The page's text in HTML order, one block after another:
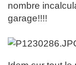
nombre
garage!!!!